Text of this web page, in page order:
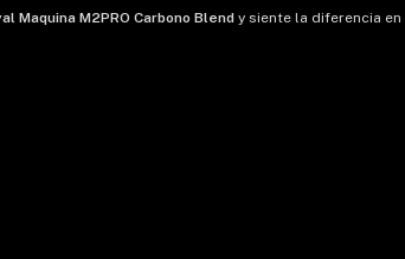
Maquina M2PRO Carbono Blend y siente la diferencia